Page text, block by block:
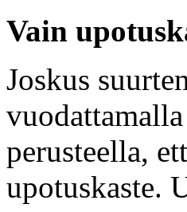
Vain
Joskus
perusteella,
upotuskaste.